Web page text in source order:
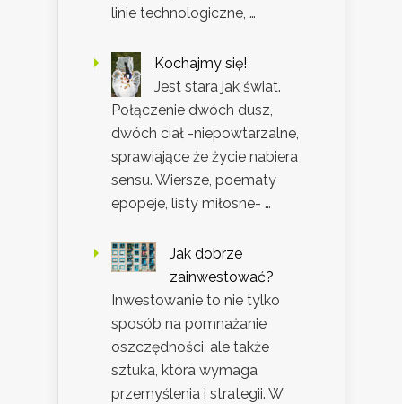
linie technologiczne, …
Kochajmy się!
Jest stara jak świat.
Połączenie dwóch dusz,
dwóch ciał -niepowtarzalne,
sprawiające że życie nabiera
sensu. Wiersze, poematy
epopeje, listy miłosne- …
Jak dobrze
zainwestować?
Inwestowanie to nie tylko
sposób na pomnażanie
oszczędności, ale także
sztuka, która wymaga
przemyślenia i strategii. W